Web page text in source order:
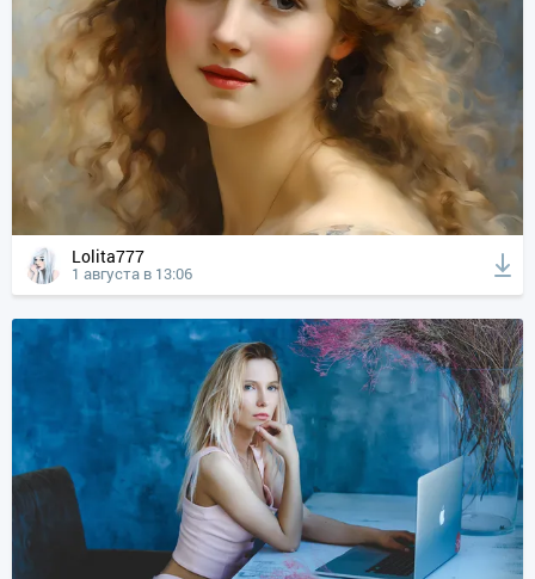
Lolita777
1 августа в 13:06